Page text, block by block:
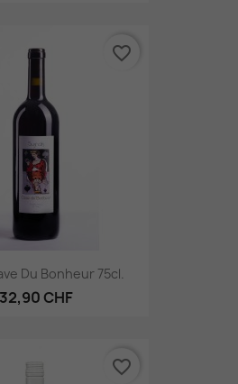
Du Bonheur 75cl.
32,90 CHF
favorite_border
favorite_border